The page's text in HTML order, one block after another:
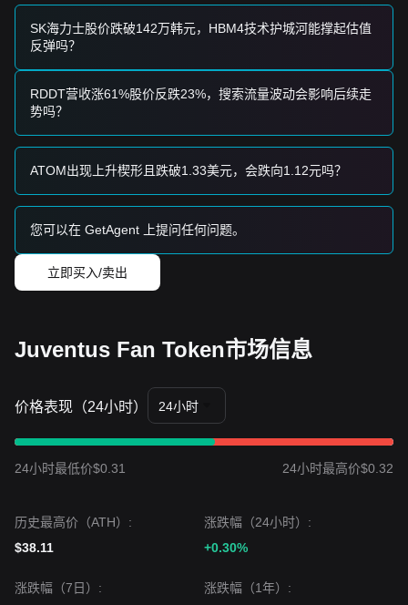
的价格结构，市场情绪总体为
从中期结构分析来看，价格目前被限制在$1.55支撑与$1.78阻
力这两个关键价位之间。
<h4 市场展望
•乐观情景：上破$1.78指向$2.05 。
•悲观情景：
偏积极。
SK海力士股价跌破142万韩元，HBM4技术护城河能撑起估值
反弹吗？
RDDT营收涨61%股价反跌23%，搜索流量波动会影响后续走
势吗？
ATOM出现上升楔形且跌破1.33美元，会跌向1.12元吗？
您可以在 GetAgent 上提问任何问题。
立即买入/卖出
Juventus Fan Token市场信息
价格表现（24小时） 24小时
24小时最低价$0.31 24小时最高价$0.32
历史最高价（ATH）:
$38.11
涨跌幅（24小时）:
+0.30%
涨跌幅（7日）:
涨跌幅（1年）: